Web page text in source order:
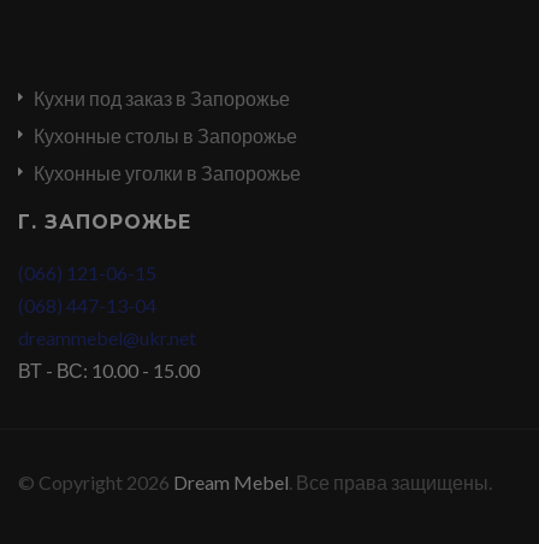
Кухни под заказ в Запорожье
Кухонные столы в Запорожье
Кухонные уголки в Запорожье
Г. ЗАПОРОЖЬЕ
(066) 121-06-15
(068) 447-13-04
dreammebel@ukr.net
ВТ - ВС: 10.00 - 15.00
© Copyright 2026 Dream Mebel. Все права защищены.